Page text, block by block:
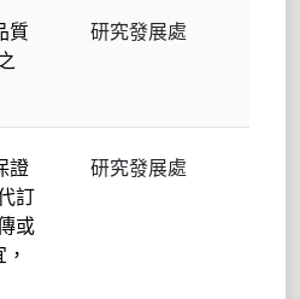
質
研究發展處
證
訂
或
研究發展處